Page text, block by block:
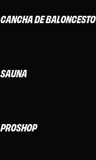
CANCHA DE BALONCESTO
SAUNA
PROSHOP